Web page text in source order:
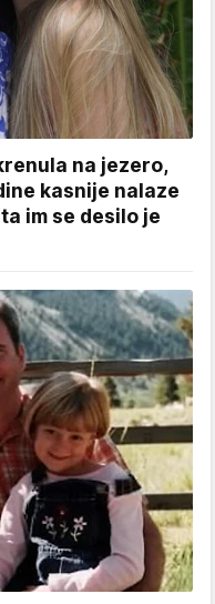
na jezero,
kasnije nalaze
im se desilo je